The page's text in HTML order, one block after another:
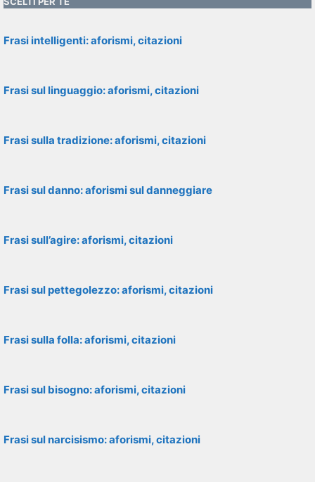
Frasi intelligenti: aforismi, citazioni
Frasi sul linguaggio: aforismi, citazioni
Frasi sulla tradizione: aforismi, citazioni
Frasi sul danno: aforismi sul danneggiare
Frasi sull’agire: aforismi, citazioni
Frasi sul pettegolezzo: aforismi, citazioni
Frasi sulla folla: aforismi, citazioni
Frasi sul bisogno: aforismi, citazioni
Frasi sul narcisismo: aforismi, citazioni